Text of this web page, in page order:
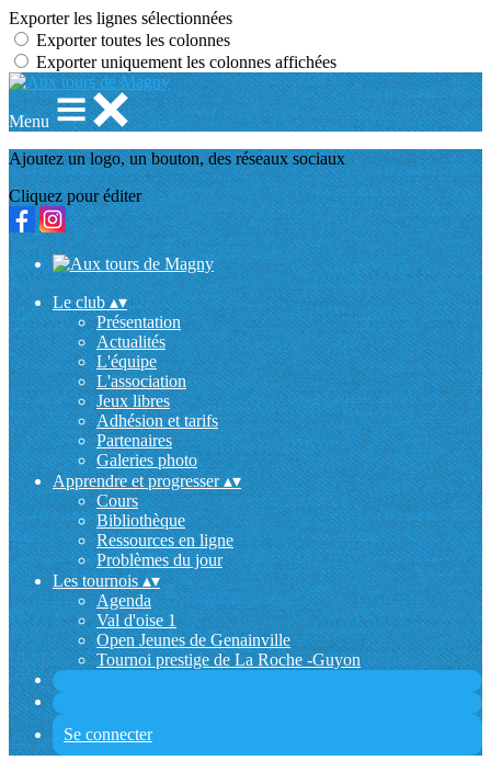
Exporter les lignes sélectionnées
Exporter toutes les colonnes
Exporter uniquement les colonnes affichées
Menu
Ajoutez un logo, un bouton, des réseaux sociaux
Cliquez pour éditer
Le club▴▾
Présentation
Actualités
L'équipe
L'association
Jeux libres
Adhésion et tarifs
Partenaires
Galeries photo
Apprendre et progresser▴▾
Cours
Bibliothèque
Ressources en ligne
Problèmes du jour
Les tournois▴▾
Agenda
Val d'oise 1
Open Jeunes de Genainville
Tournoi prestige de La Roche -Guyon
Se connecter